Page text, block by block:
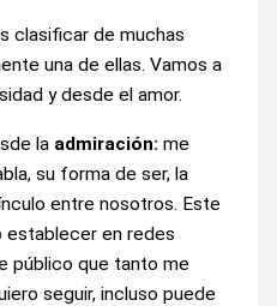
clasificar de muchas
una de ellas. Vamos a
y desde el amor.
la admiración: me
su forma de ser, la
entre nosotros. Este
establecer en redes
público que tanto me
seguir, incluso puede